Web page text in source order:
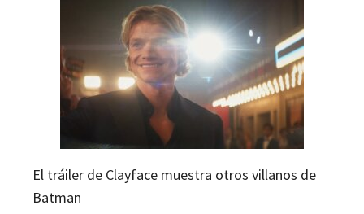
El tráiler de Clayface muestra otros villanos de
Batman